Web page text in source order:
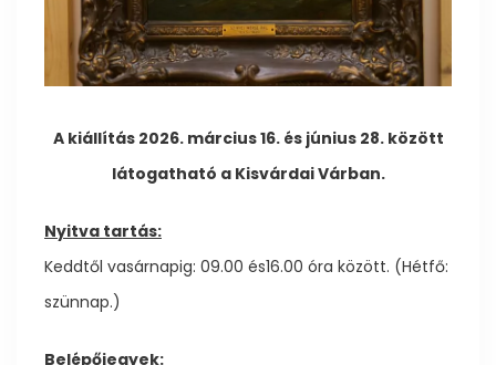
A kiállítás 2026. március 16. és június 28. között
látogatható a Kisvárdai Várban.
Nyitva tartás:
Keddtől vasárnapig: 09.00 és16.00 óra között. (Hétfő:
szünnap.)
Belépőjegyek: